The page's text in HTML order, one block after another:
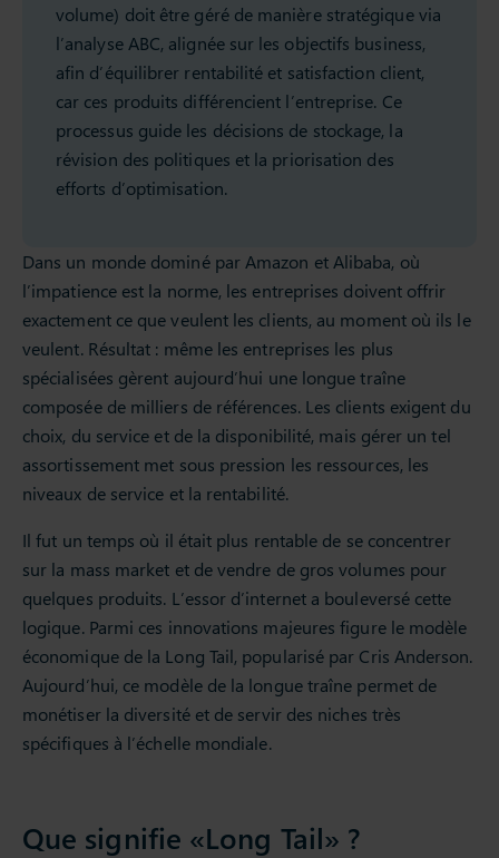
volume) doit être géré de manière stratégique via
l’analyse ABC, alignée sur les objectifs business,
afin d’équilibrer rentabilité et satisfaction client,
car ces produits différencient l’entreprise. Ce
processus guide les décisions de stockage, la
révision des politiques et la priorisation des
efforts d’optimisation.
Dans un monde dominé par Amazon et Alibaba, où
l’impatience est la norme, les entreprises doivent offrir
exactement ce que veulent les clients, au moment où ils le
veulent. Résultat : même les entreprises les plus
spécialisées gèrent aujourd’hui une longue traîne
composée de milliers de références. Les clients exigent du
choix, du service et de la disponibilité, mais gérer un tel
assortissement met sous pression les ressources, les
niveaux de service et la rentabilité.
Il fut un temps où il était plus rentable de se concentrer
sur la mass market et de vendre de gros volumes pour
quelques produits. L’essor d’internet a bouleversé cette
logique. Parmi ces innovations majeures figure le modèle
économique de la Long Tail, popularisé par Cris Anderson.
Aujourd’hui, ce modèle de la longue traîne permet de
monétiser la diversité et de servir des niches très
spécifiques à l’échelle mondiale.
Que signifie «Long Tail» ?